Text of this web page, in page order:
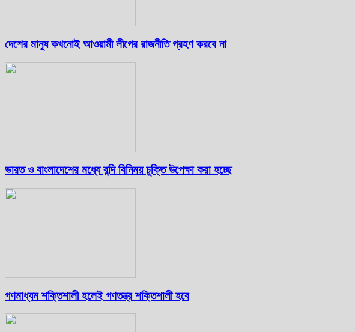
দেশের মানুষ কখনোই আওয়ামী লীগের রাজনীতি গ্রহণ করবে না
ভারত ও বাংলাদেশের মধ্যে বন্দি বিনিময় চুক্তি উপেক্ষা করা হচ্ছে
গণমাধ্যম শক্তিশালী হলেই গণতন্ত্র শক্তিশালী হবে